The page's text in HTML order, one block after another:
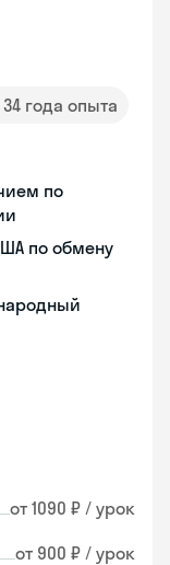
34 года опыта
по
по обмену
от 1090 ₽ / урок
от 900 ₽ / урок